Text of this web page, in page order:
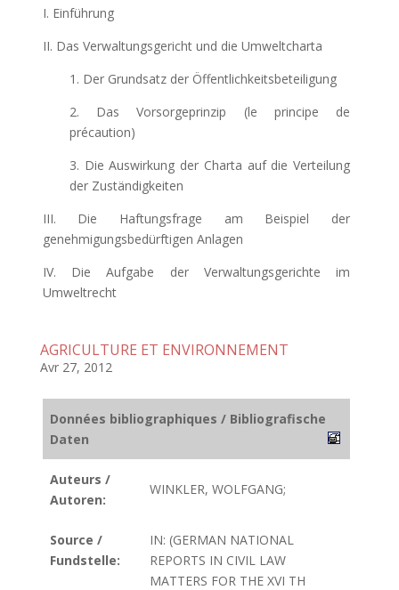
I. Einführung
II. Das Verwaltungsgericht und die Umweltcharta
1. Der Grundsatz der Öffentlichkeitsbeteiligung
2. Das Vorsorgeprinzip (le principe de
précaution)
3. Die Auswirkung der Charta auf die Verteilung
der Zuständigkeiten
III. Die Haftungsfrage am Beispiel der
genehmigungsbedürftigen Anlagen
IV. Die Aufgabe der Verwaltungsgerichte im
Umweltrecht
AGRICULTURE ET ENVIRONNEMENT
Avr 27, 2012
Données bibliographiques / Bibliografische
Daten
Auteurs /
Autoren:
WINKLER, WOLFGANG;
Source /
Fundstelle:
IN: (GERMAN NATIONAL
REPORTS IN CIVIL LAW
MATTERS FOR THE XVI TH